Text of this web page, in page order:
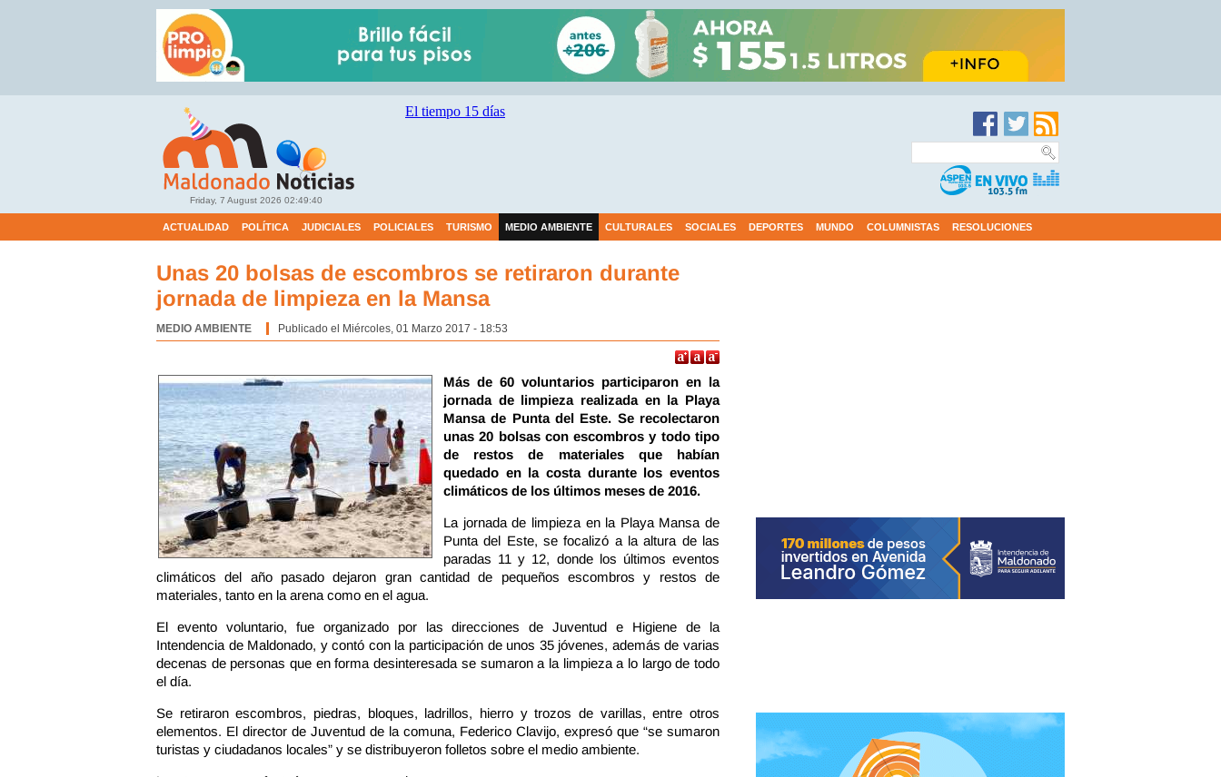
Friday, 7 August 2026 02:49:41
ACTUALIDAD POLÍTICA JUDICIALES POLICIALES TURISMO MEDIO AMBIENTE CULTURALES SOCIALES DEPORTES MUNDO COLUMNISTAS RESOLUCIONES
Unas 20 bolsas de escombros se retiraron durante
jornada de limpieza en la Mansa
MEDIO AMBIENTE Publicado el Miércoles, 01 Marzo 2017 - 18:53
Más de 60 voluntarios participaron en la
jornada de limpieza realizada en la Playa
Mansa de Punta del Este. Se recolectaron
unas 20 bolsas con escombros y todo tipo
de restos de materiales que habían
quedado en la costa durante los eventos
climáticos de los últimos meses de 2016.
La jornada de limpieza en la Playa Mansa de
Punta del Este, se focalizó a la altura de las
paradas 11 y 12, donde los últimos eventos
climáticos del año pasado dejaron gran cantidad de pequeños escombros y restos de
materiales, tanto en la arena como en el agua.
El evento voluntario, fue organizado por las direcciones de Juventud e Higiene de la
Intendencia de Maldonado, y contó con la participación de unos 35 jóvenes, además de varias
decenas de personas que en forma desinteresada se sumaron a la limpieza a lo largo de todo
el día.
Se retiraron escombros, piedras, bloques, ladrillos, hierro y trozos de varillas, entre otros
elementos. El director de Juventud de la comuna, Federico Clavijo, expresó que “se sumaron
turistas y ciudadanos locales” y se distribuyeron folletos sobre el medio ambiente.